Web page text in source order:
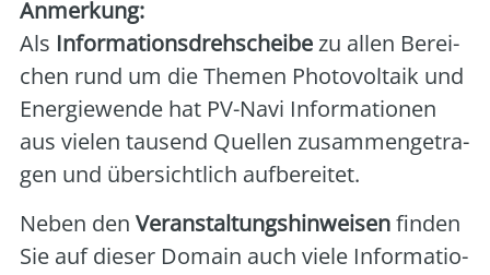
Anmer­kung:
Als Infor­ma­ti­ons­dreh­schei­bezu allen Berei­
chen rund um die The­men Pho­to­vol­ta­ik und
Ener­gie­wen­de hat PV-Navi Infor­ma­tio­nen
aus vie­len tau­send Quel­len zusam­men­ge­tra­
gen und über­sicht­lich auf­be­rei­tet.
Neben den Ver­an­stal­tungs­hin­wei­senfin­den
Sie auf die­ser Domain auch vie­le Infor­ma­tio­